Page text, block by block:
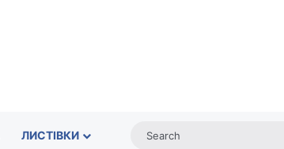
ЛИСТІВКИ